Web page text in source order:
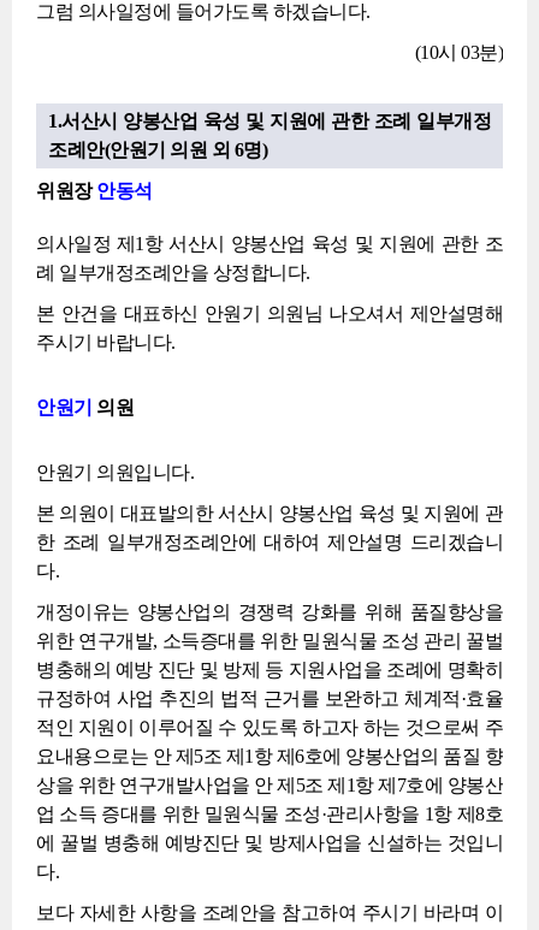
그럼 의사일정에 들어가도록 하겠습니다.
(10시 03분)
1.서산시 양봉산업 육성 및 지원에 관한 조례 일부개정
조례안(안원기 의원 외 6명)
위원장안동석
의사일정 제1항 서산시 양봉산업 육성 및 지원에 관한 조
례 일부개정조례안을 상정합니다.
본 안건을 대표하신 안원기 의원님 나오셔서 제안설명해
주시기 바랍니다.
안원기 의원
안원기 의원입니다.
본 의원이 대표발의한 서산시 양봉산업 육성 및 지원에 관
한 조례 일부개정조례안에 대하여 제안설명 드리겠습니
다.
개정이유는 양봉산업의 경쟁력 강화를 위해 품질향상을
위한 연구개발, 소득증대를 위한 밀원식물 조성 관리 꿀벌
병충해의 예방 진단 및 방제 등 지원사업을 조례에 명확히
규정하여 사업 추진의 법적 근거를 보완하고 체계적·효율
적인 지원이 이루어질 수 있도록 하고자 하는 것으로써 주
요내용으로는 안 제5조 제1항 제6호에 양봉산업의 품질 향
상을 위한 연구개발사업을 안 제5조 제1항 제7호에 양봉산
업 소득 증대를 위한 밀원식물 조성·관리사항을 1항 제8호
에 꿀벌 병충해 예방진단 및 방제사업을 신설하는 것입니
다.
보다 자세한 사항을 조례안을 참고하여 주시기 바라며 이